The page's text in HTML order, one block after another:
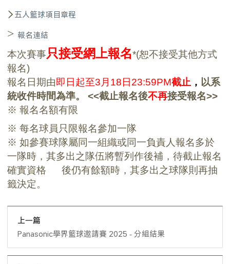
> 五人籃球項目章程
> 報名連結
本次賽事只接受網上報名*(恕不接受其他方式
報名)
報名日期由即日起至3月18日23:59PM截止 ， 以系
統收件時間為準。<<截止報名後不再接受報名>>
※ 報名名額有限
※ 每名球員只限報名參加一隊
※如參賽球隊屬同一組織或同一負責人報名多於
一隊時，其多出之隊伍將暫列作後補 ，待截止報名
確實資格 後仍有餘額時，其多出之球隊則再抽
籤決定。
上一篇
Panasonic學界籃球邀請賽 2025 - 分組結果